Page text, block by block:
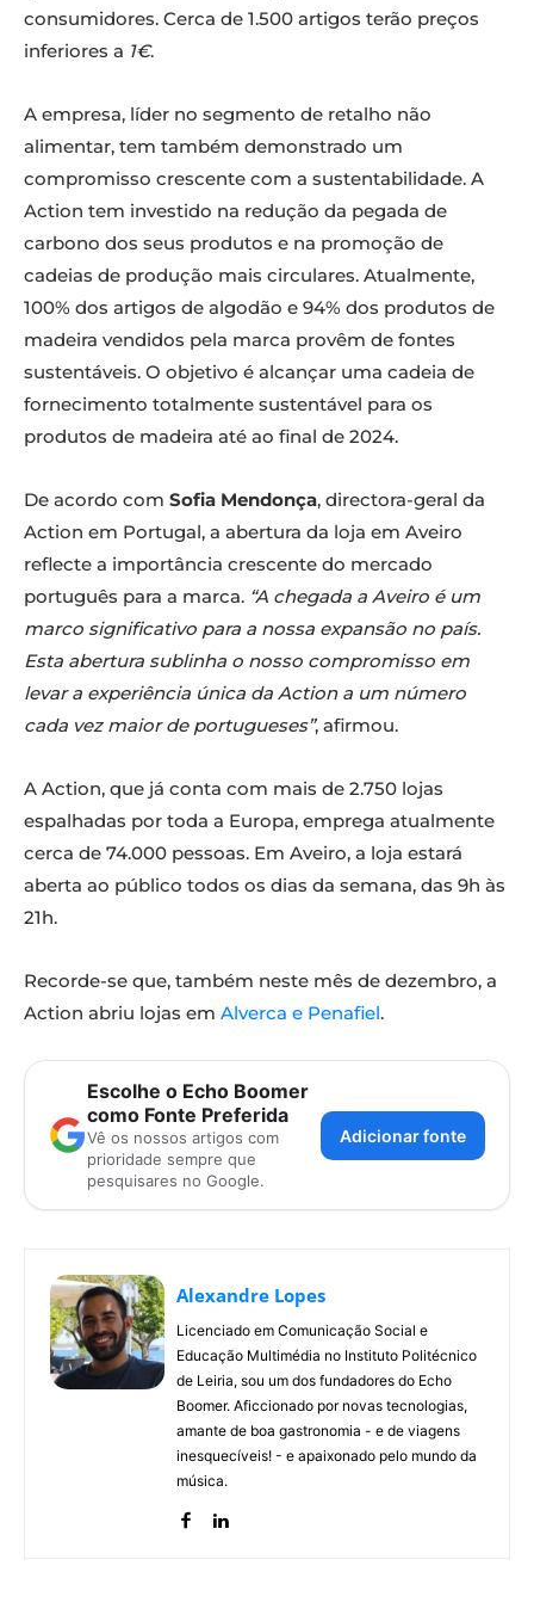
consumidores. Cerca de 1.500 artigos terão preços
inferiores a 1€.
A empresa, líder no segmento de retalho não
alimentar, tem também demonstrado um
compromisso crescente com a sustentabilidade. A
Action tem investido na redução da pegada de
carbono dos seus produtos e na promoção de
cadeias de produção mais circulares. Atualmente,
100% dos artigos de algodão e 94% dos produtos de
madeira vendidos pela marca provêm de fontes
sustentáveis. O objetivo é alcançar uma cadeia de
fornecimento totalmente sustentável para os
produtos de madeira até ao final de 2024.
De acordo com Sofia Mendonça, directora-geral da
Action em Portugal, a abertura da loja em Aveiro
reflecte a importância crescente do mercado
português para a marca. “A chegada a Aveiro é um
marco significativo para a nossa expansão no país.
Esta abertura sublinha o nosso compromisso em
levar a experiência única da Action a um número
cada vez maior de portugueses”, afirmou.
A Action, que já conta com mais de 2.750 lojas
espalhadas por toda a Europa, emprega atualmente
cerca de 74.000 pessoas. Em Aveiro, a loja estará
aberta ao público todos os dias da semana, das 9h às
21h.
Recorde-se que, também neste mês de dezembro, a
Action abriu lojas em Alverca e Penafiel.
Escolhe o Echo Boomer
como Fonte Preferida
Vê os nossos artigos com
prioridade sempre que
pesquisares no Google.
Adicionar fonte
Alexandre Lopes
Licenciado em Comunicação Social e
Educação Multimédia no Instituto Politécnico
de Leiria, sou um dos fundadores do Echo
Boomer. Aficcionado por novas tecnologias,
amante de boa gastronomia - e de viagens
inesquecíveis! - e apaixonado pelo mundo da
música.